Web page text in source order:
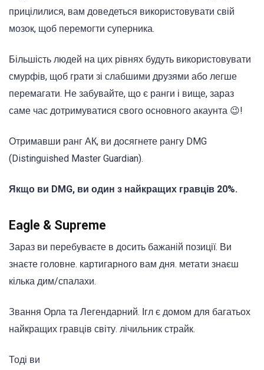
прицілилися, вам доведеться використовувати свій
мозок, щоб перемогти суперника.
Більшість людей на цих рівнях будуть використовувати
смурфів, щоб грати зі слабшими друзями або легше
перемагати. Не забувайте, що є ранги і вище, зараз
саме час дотримуватися свого основного акаунта 😉!
Отримавши ранг АК, ви досягнете рангу DMG
(Distinguished Master Guardian).
Якщо ви DMG, ви один з найкращих гравців 20%.
Eagle & Supreme
Зараз ви перебуваєте в досить бажаній позиції. Ви
знаєте головне. картигарного вам дня. метати знаєш
кілька дим/спалахи.
Звання Орла та Легендарний. Ігл є домом для багатьох
найкращих гравців світу. лічильник страйк.
Тоді ви